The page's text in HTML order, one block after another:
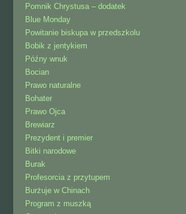
Pomnik Chrystusa – dodatek
Blue Monday
Powitanie biskupa w przedszkolu
Bobik z jentykiem
Późny wnuk
Bocian
Prawo naturalne
Bohater
Prawo Ojca
Brewiarz
Prezydent i premier
Bitki narodowe
Burak
Profesorcia z przytupem
Burżuje w Chinach
Program z muszką